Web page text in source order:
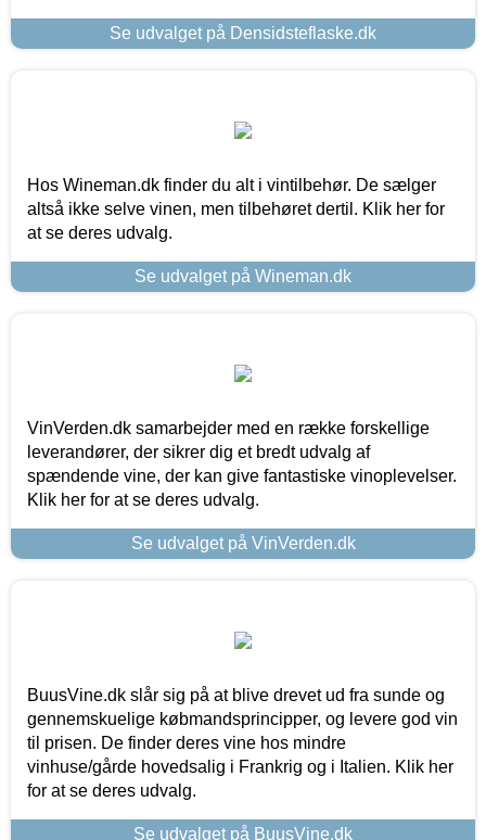
Se udvalget på Densidsteflaske.dk
Hos Wineman.dk finder du alt i vintilbehør. De sælger
altså ikke selve vinen, men tilbehøret dertil. Klik her for
at se deres udvalg.
Se udvalget på Wineman.dk
VinVerden.dk samarbejder med en række forskellige
leverandører, der sikrer dig et bredt udvalg af
spændende vine, der kan give fantastiske vinoplevelser.
Klik her for at se deres udvalg.
Se udvalget på VinVerden.dk
BuusVine.dk slår sig på at blive drevet ud fra sunde og
gennemskuelige købmandsprincipper, og levere god vin
til prisen. De finder deres vine hos mindre
vinhuse/gårde hovedsalig i Frankrig og i Italien. Klik her
for at se deres udvalg.
Se udvalget på BuusVine.dk